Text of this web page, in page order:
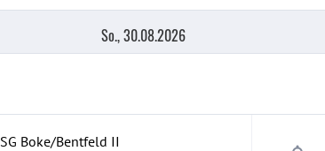
So., 30.08.2026
SG Boke/Bentfeld II